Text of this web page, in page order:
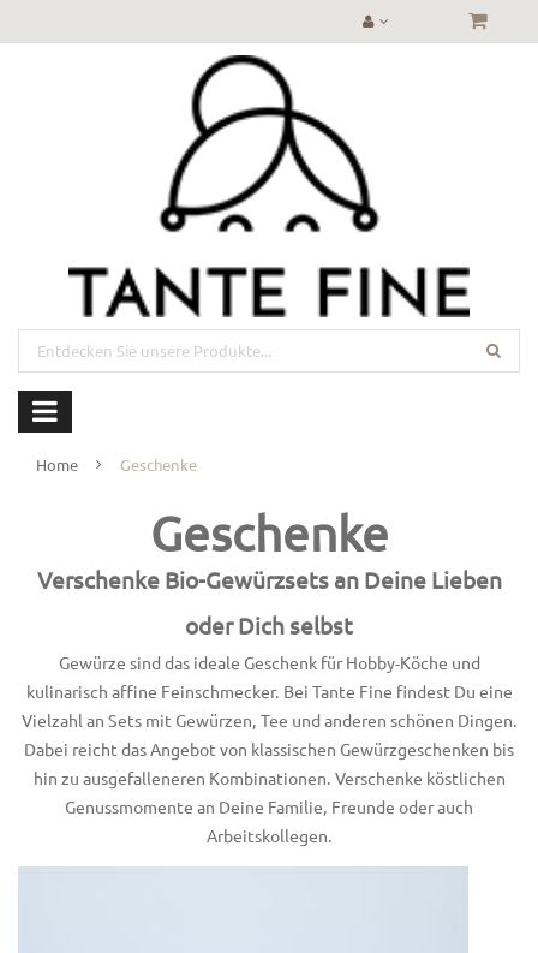
Home Geschenke
Geschenke
Verschenke Bio-Gewürzsets an Deine Lieben
oder Dich selbst
Gewürze sind das ideale Geschenk für Hobby-Köche und
kulinarisch affine Feinschmecker. Bei Tante Fine findest Du eine
Vielzahl an Sets mit Gewürzen, Tee und anderen schönen Dingen.
Dabei reicht das Angebot von klassischen Gewürzgeschenken bis
hin zu ausgefalleneren Kombinationen. Verschenke köstlichen
Genussmomente an Deine Familie, Freunde oder auch
Arbeitskollegen.